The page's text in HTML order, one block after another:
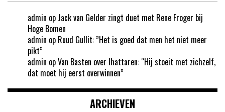
admin op Jack van Gelder zingt duet met Rene Froger bij
Hoge Bomen
admin op Ruud Gullit: ”Het is goed dat men het niet meer
pikt”
admin opVan Basten over Ihattaren: “Hij stoeit met zichzelf,
dat moet hij eerst overwinnen”
ARCHIEVEN